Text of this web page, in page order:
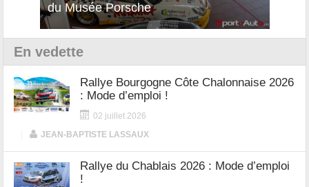
du Musée Porsche
12Cilindri Manuale
En vedette
Rallye Bourgogne Côte Chalonnaise 2026
: Mode d’emploi !
02 juillet 2026
JEAN-BAPTISTE LASSAUX
Rallye du Chablais 2026 : Mode d’emploi
!